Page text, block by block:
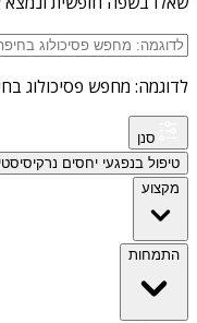
לדוגמה: מחפש פסיכולוג
סנן
טיפול בנפגעי יחסים
מקצוע
התמחות